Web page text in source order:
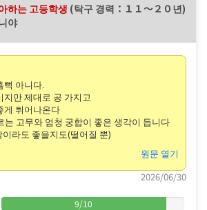
하는 고등학생 (탁구 경력：１１〜２０년)
야
아니다.
만 제대로 공 가지고
튀어나온다
는 고무와 엄청 궁합이 좋은 생각이 듭니다
라도 좋을지도(떨어질 뿐)
원문 열기
2026/06/30
9/10